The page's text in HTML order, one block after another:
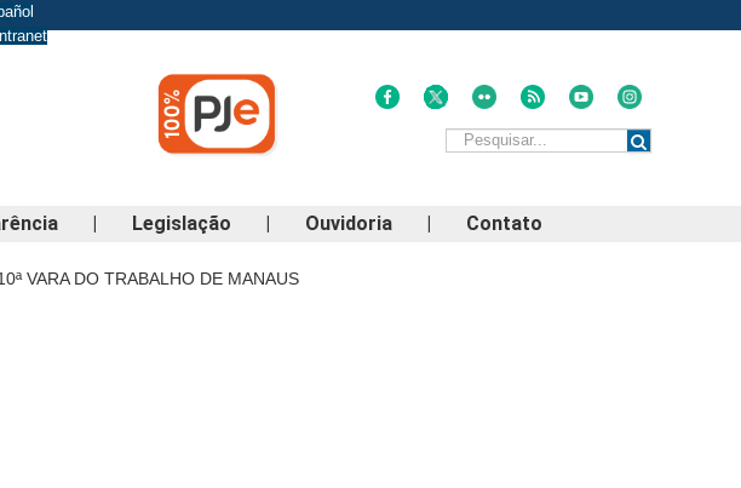
Intranet
| Legislação | Ouvidoria | Contato
VARA DO TRABALHO DE MANAUS